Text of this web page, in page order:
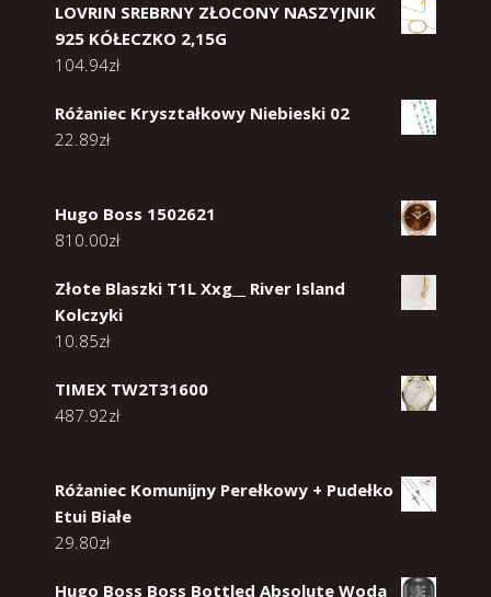
LOVRIN SREBRNY ZŁOCONY NASZYJNIK
925 KÓŁECZKO 2,15G
104.94zł
Różaniec Kryształkowy Niebieski 02
22.89zł
Hugo Boss 1502621
810.00zł
Złote Blaszki T1L Xxg__ River Island
Kolczyki
10.85zł
TIMEX TW2T31600
487.92zł
Różaniec Komunijny Perełkowy + Pudełko
Etui Białe
29.80zł
Hugo Boss Boss Bottled Absolute Woda